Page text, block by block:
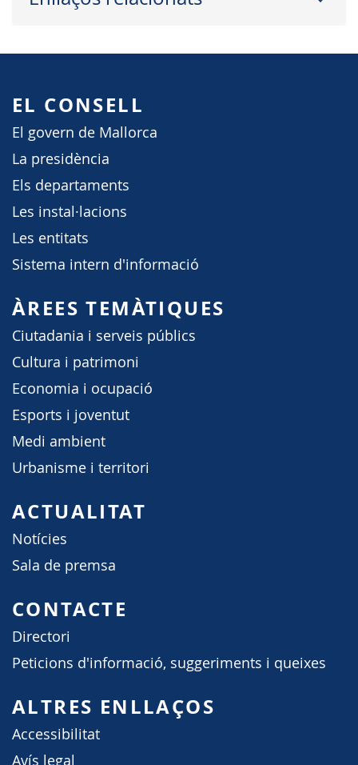
EL CONSELL
El govern de Mallorca
La presidència
Els departaments
Les instal·lacions
Les entitats
Sistema intern d'informació
ÀREES TEMÀTIQUES
Ciutadania i serveis públics
Cultura i patrimoni
Economia i ocupació
Esports i joventut
Medi ambient
Urbanisme i territori
ACTUALITAT
Notícies
Sala de premsa
CONTACTE
Directori
Peticions d'informació, suggeriments i queixes
ALTRES ENLLAÇOS
Accessibilitat
Avís legal